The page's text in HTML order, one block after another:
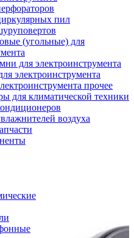
пил
(угольные) для
для электроинструмента
электроинструмента
прочее
для климатической техники
воздуха